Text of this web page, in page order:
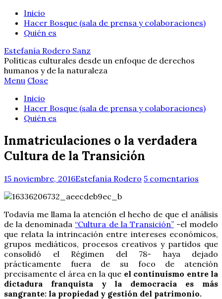
Inicio
Hacer Bosque (sala de prensa y colaboraciones)
Quién es
Estefanía Rodero Sanz
Políticas culturales desde un enfoque de derechos
humanos y de la naturaleza
Menu Close
Inicio
Hacer Bosque (sala de prensa y colaboraciones)
Quién es
Inmatriculaciones o la verdadera
Cultura de la Transición
15 noviembre, 2016Estefanía Rodero 5 comentarios
Todavía me llama la atención el hecho de que el análisis
de la denominada “Cultura de la Transición”-el modelo
que relata la intrincación entre intereses económicos,
grupos mediáticos, procesos creativos y partidos que
consolidó el Régimen del 78- haya dejado
prácticamente fuera de su foco de atención
precisamente el área en la que el continuismo entre la
dictadura franquista y la democracia es más
sangrante: la propiedad y gestión del patrimonio.